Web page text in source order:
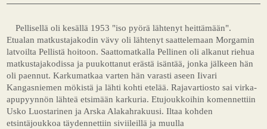
Pellisellä oli kesällä 1953 "iso pyörä lähtenyt heittämään".
Etualan matkustajakodin vävy oli lähtenyt saattelemaan Morgamin
latvoilta Pellistä hoitoon. Saattomatkalla Pellinen oli alkanut riehua
matkustajakodissa ja puukottanut erästä isäntää, jonka jälkeen hän
oli paennut. Karkumatkaa varten hän varasti aseen Iivari
Kangasniemen mökistä ja lähti kohti etelää. Rajavartiosto sai virka-
apupyynnön lähteä etsimään karkuria. Etujoukkoihin komennettiin
Usko Luostarinen ja Arska Alakahrakuusi. Iltaa kohden
etsintäjoukkoa täydennettiin siviileillä ja muulla